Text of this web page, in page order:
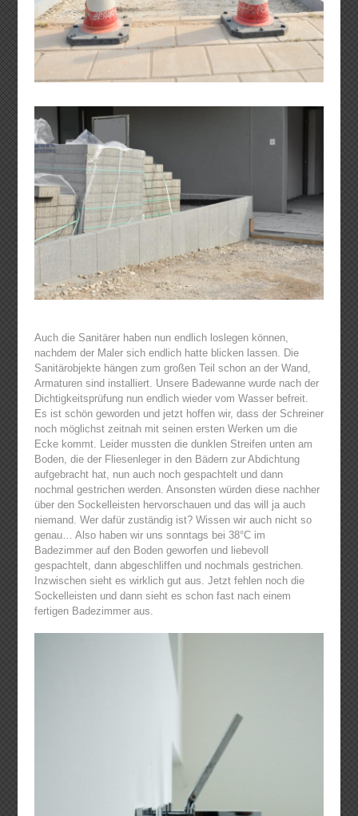
Auch die Sanitärer haben nun endlich loslegen können,
nachdem der Maler sich endlich hatte blicken lassen. Die
Sanitärobjekte hängen zum großen Teil schon an der Wand,
Armaturen sind installiert. Unsere Badewanne wurde nach der
Dichtigkeitsprüfung nun endlich wieder vom Wasser befreit.
Es ist schön geworden und jetzt hoffen wir, dass der Schreiner
noch möglichst zeitnah mit seinen ersten Werken um die
Ecke kommt. Leider mussten die dunklen Streifen unten am
Boden, die der Fliesenleger in den Bädern zur Abdichtung
aufgebracht hat, nun auch noch gespachtelt und dann
nochmal gestrichen werden. Ansonsten würden diese nachher
über den Sockelleisten hervorschauen und das will ja auch
niemand. Wer dafür zuständig ist? Wissen wir auch nicht so
genau… Also haben wir uns sonntags bei 38°C im
Badezimmer auf den Boden geworfen und liebevoll
gespachtelt, dann abgeschliffen und nochmals gestrichen.
Inzwischen sieht es wirklich gut aus. Jetzt fehlen noch die
Sockelleisten und dann sieht es schon fast nach einem
fertigen Badezimmer aus.